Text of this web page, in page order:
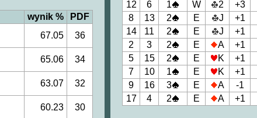
wynik %
PDF
67.05 36
65.06 34
63.07 32
60.23 30
12
6 1 W 2 +3
8
13 2 E J +1
14
11 2 E J +1
2
3 2 E A +1
5
15 2 E K +1
7
10 1 E K +1
9
16 3 E A -1
17
4 2 E A +1